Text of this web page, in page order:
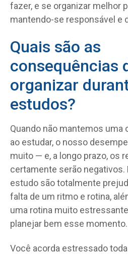
fazer, e se organizar melhor
mantendo-se responsável e
Quais são as
consequências
organizar
estudos?
Quando não mantemos uma
ao estudar, o nosso
muito — e, a longo prazo, os
certamente serão negativos.
estudo são totalmente
falta de um ritmo e rotina,
uma rotina muito
planejar bem esse momento.
Você acorda estressado